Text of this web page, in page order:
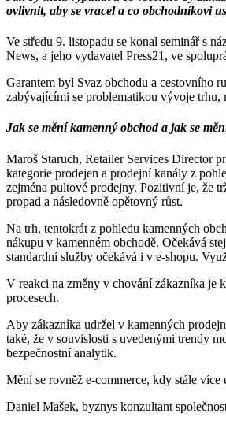
ovlivnit, aby se vracel a co obchodníkovi
Ve středu 9. listopadu se konal seminář s
News, a jeho vydavatel Press21, ve
Garantem byl Svaz obchodu a cestovního
zabývajícími se problematikou vývoje trhu,
Jak se mění kamenný obchod a jak se
Maroš Staruch, Retailer Services Director
kategorie prodejen a prodejní kanály z
zejména pultové prodejny. Pozitivní je, že
propad a následovně opětovný růst.
Na trh, tentokrát z pohledu kamenných
nákupu v kamenném obchodě. Očekává
standardní služby očekává i v e-shopu.
V reakci na změny v chování zákazníka je
procesech.
Aby zákazníka udržel v kamenných
také, že v souvislosti s uvedenými trendy
bezpečnostní analytik.
Mění se rovněž e-commerce, kdy stále
Daniel Mašek, byznys konzultant